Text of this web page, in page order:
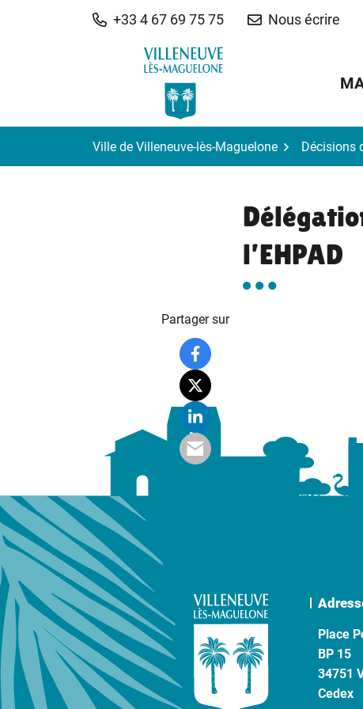
+33 4 67 69 75 75 Nous écrire
Ville de Villeneuve-lès-Maguelone Décisions
l’EHPAD
Partager sur
Place
BP 15
34751
Cedex